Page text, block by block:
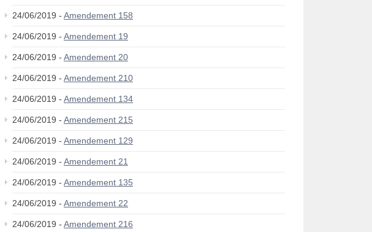
24/06/2019 - Amendement 158
24/06/2019 - Amendement 19
24/06/2019 - Amendement 20
24/06/2019 - Amendement 210
24/06/2019 - Amendement 134
24/06/2019 - Amendement 215
24/06/2019 - Amendement 129
24/06/2019 - Amendement 21
24/06/2019 - Amendement 135
24/06/2019 - Amendement 22
24/06/2019 - Amendement 216